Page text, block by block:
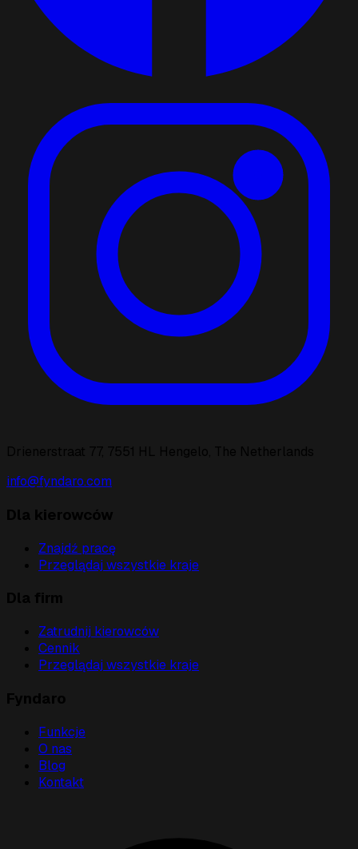
info@fyndaro.com
Znajdź pracę
Przeglądaj wszystkie kraje
Zatrudnij kierowców
Cennik
Przeglądaj wszystkie kraje
Funkcje
O nas
Blog
Kontakt